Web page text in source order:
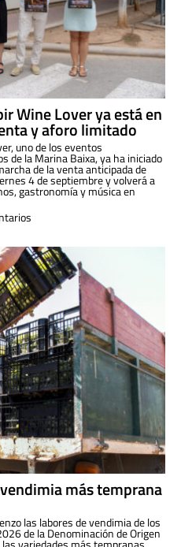
Wine Lover ya está en
y aforo limitado
uno de los eventos
de la Marina Baixa, ya ha iniciado
de la venta anticipada de
4 de septiembre y volverá a
gastronomía y música en
más temprana
las labores de vendimia de los
de la Denominación de Origen